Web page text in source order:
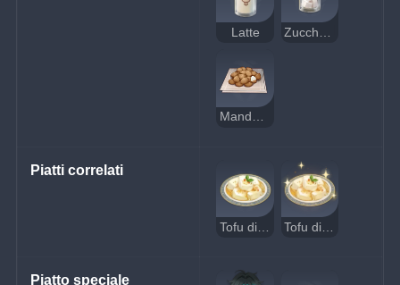
Latte
Mandorla
Piatti correlati
Tofu di mandorle
Piatto speciale